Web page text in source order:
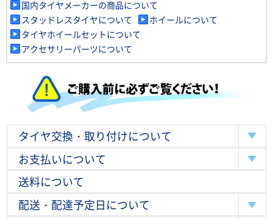
国内タイヤメーカーの商品について
スタッドレスタイヤについて
ホイールについて
タイヤホイールセットについて
アクセサリーパーツについて
タイヤ交換・取り付けについて
お支払いについて
送料について
配送・配達予定日について